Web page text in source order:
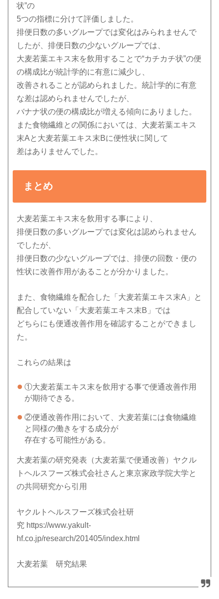
状”の
5つの指標に分けて評価しました。
排便日数の多いグループでは変化はみられませんで
したが、排便日数の少ないグループでは、
大麦若葉エキス末を飲用することで“カチカチ状”の便
の構成比が統計学的に有意に減少し、
改善されることが認められました。統計学的に有意
な差は認められませんでしたが、
バナナ状の便の構成比が増える傾向にありました。
また食物繊維との関係においては、大麦若葉エキス
末Aと大麦若葉エキス末Bに便性状に関して
差はありませんでした。
まとめ
大麦若葉エキス末を飲用する事により、
排便日数の多いグループでは変化は認められません
でしたが、
排便日数の少ないグループでは、排便の回数・便の
性状に改善作用があることが分かりました。
また、食物繊維を配合した「大麦若葉エキス末A」と
配合していない「大麦若葉エキス末B」では
どちらにも便通改善作用を確認することができまし
た。
これらの結果は
①大麦若葉エキス末を飲用する事で便通改善作用
が期待できる。
②便通改善作用において、大麦若葉には食物繊維
と同様の働きをする成分が
存在する可能性がある。
大麦若葉の研究発表（大麦若葉で便通改善）ヤクル
トヘルスフーズ株式会社さんと東京家政学院大学と
の共同研究から引用
ヤクルトヘルスフーズ株式会社研
究 https://www.yakult-
hf.co.jp/research/201405/index.html
大麦若葉 研究結果